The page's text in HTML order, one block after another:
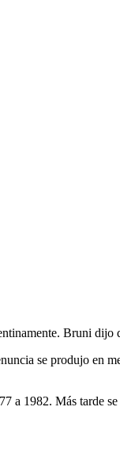
Bruni dijo
se produjo en
a 1982. Más tarde